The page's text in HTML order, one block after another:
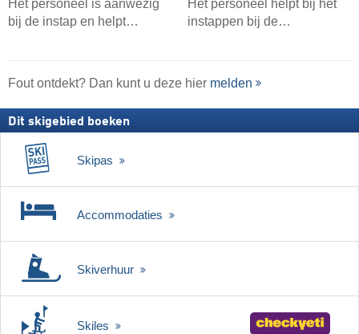
Het personeel is aanwezig
bij de instap en helpt…
Het personeel helpt bij het
instappen bij de…
Fout ontdekt? Dan kunt u deze hier melden
Dit skigebied boeken
Skipas
Accommodaties
Skiverhuur
Skiles